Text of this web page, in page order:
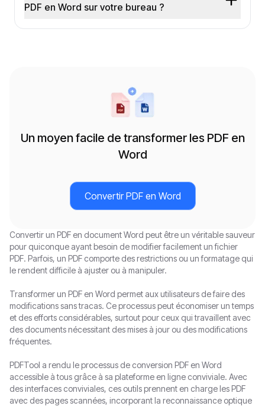
PDF en Word sur votre bureau ?
Un moyen facile de transformer les PDF en
Word
Convertir PDF en Word
Convertir un PDF en document Word peut être un véritable sauveur
pour quiconque ayant besoin de modifier facilement un fichier
PDF. Parfois, un PDF comporte des restrictions ou un formatage qui
le rendent difficile à ajuster ou à manipuler.
Transformer un PDF en Word permet aux utilisateurs de faire des
modifications sans tracas. Ce processus peut économiser un temps
et des efforts considérables, surtout pour ceux qui travaillent avec
des documents nécessitant des mises à jour ou des modifications
fréquentes.
PDFTool a rendu le processus de conversion PDF en Word
accessible à tous grâce à sa plateforme en ligne conviviale. Avec
des interfaces conviviales, ces outils prennent en charge les PDF
avec des pages scannées, incorporant la reconnaissance optique